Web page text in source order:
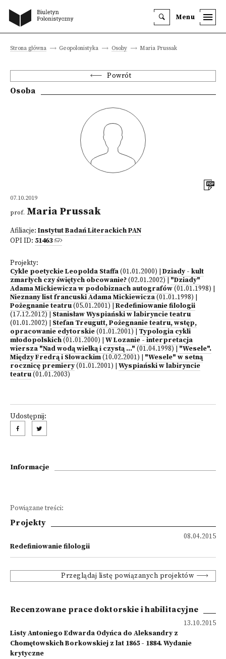
Menu
Strona główna Geopolonistyka Osoby Maria Prussak
Powrót
Osoba
07.10.2019
prof. Maria Prussak
Afiliacje: Instytut Badań Literackich PAN
OPI ID: 51463
Projekty:
Cykle poetyckie Leopolda Staffa(01.01.2000)
Dziady - kult
zmarłych czy świętych obcowanie?(02.01.2002)
"Dziady"
Adama Mickiewicza w podobiznach autografów(01.01.1998)
Nieznany list francuski Adama Mickiewicza(01.01.1998)
Pożegnanie teatru(05.01.2001)
Redefiniowanie filologii
(17.12.2012)
Stanisław Wyspiański w labiryncie teatru
(01.01.2002)
Stefan Treugutt, Pożegnanie teatru, wstęp,
opracowanie edytorskie(01.01.2001)
Typologia cykli
młodopolskich(01.01.2000)
W Lozanie - interpretacja
wiersza "Nad wodą wielką i czystą ..." (01.04.1998)
"Wesele".
Między Fredrą i Słowackim(10.02.2001)
"Wesele" w setną
rocznicę premiery(01.01.2001)
Wyspiański w labiryncie
teatru(01.01.2003)
Udostępnij:
Informacje
Powiązane treści:
Projekty
08.04.2015
Redefiniowanie filologii
Przeglądaj listę powiązanych projektów
Recenzowane prace doktorskie i habilitacyjne
13.10.2015
Listy Antoniego Edwarda Odyńca do Aleksandry z
Chomętowskich Borkowskiej z lat 1865 - 1884. Wydanie
krytyczne